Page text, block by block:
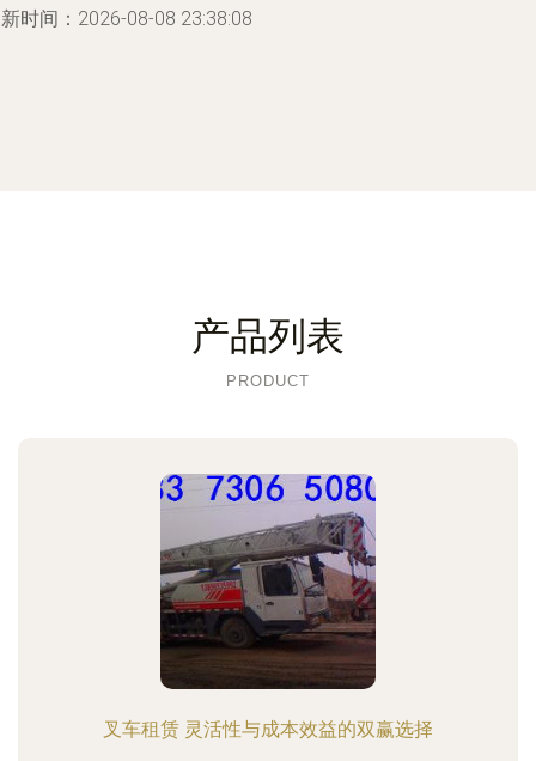
时间：2026-08-08 23:38:08
产品列表
PRODUCT
叉车租赁 灵活性与成本效益的双赢选择